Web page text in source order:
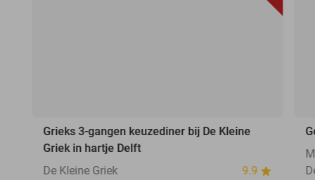
Grieks 3-gangen keuzediner bij De Kleine
Griek in hartje Delft
De Kleine Griek
9.9